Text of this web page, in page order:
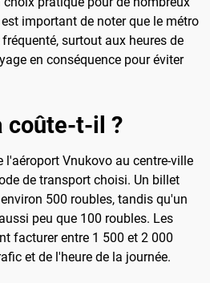
important de noter que le métro
surtout aux heures de
en conséquence pour éviter
coûte-t-il ?
l'aéroport Vnukovo au centre-ville
de transport choisi. Un billet
500 roubles, tandis qu'un
peu que 100 roubles. Les
facturer entre 1 500 et 2 000
et de l'heure de la journée.